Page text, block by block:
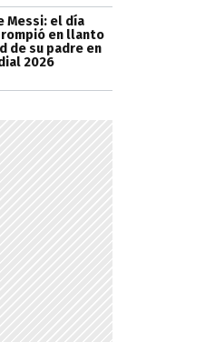
Messi: el día
en llanto
de su padre en
2026